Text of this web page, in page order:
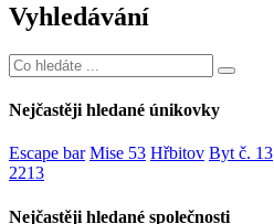
Vyhledávání
Nejčastěji hledané únikovky
Escape bar Mise 53 Hřbitov Byt č. 13
2213
Nejčastěji hledané společnosti